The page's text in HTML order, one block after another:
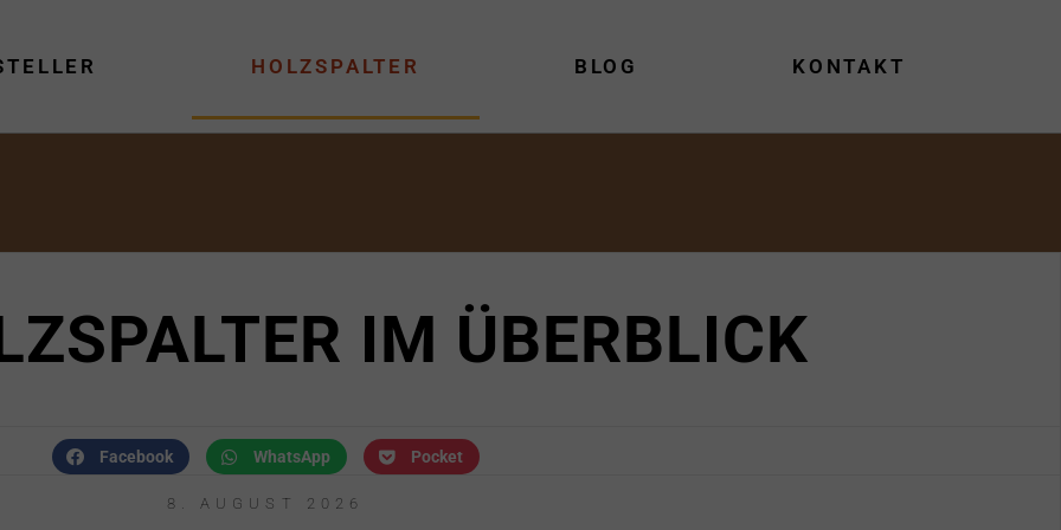
HOLZSPALTER BLOG KONTAKT
IM ÜBERBLICK
Facebook WhatsApp Pocket
8. AUGUST 2026